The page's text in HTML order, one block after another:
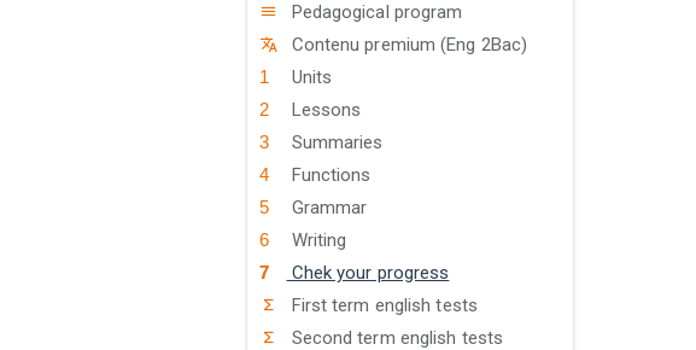
Pedagogical program
Contenu premium (Eng 2Bac)
Units
Lessons
Summaries
Functions
Grammar
Writing
Chek your progress
First term english tests
Second term english tests